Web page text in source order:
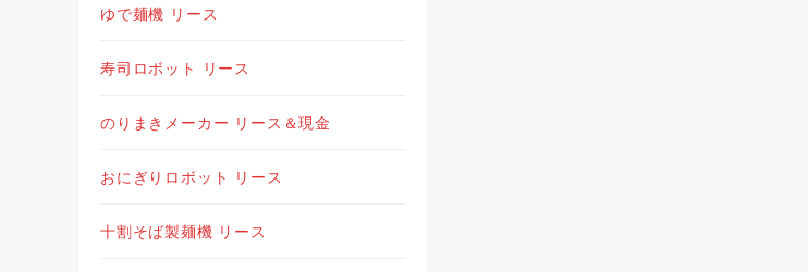
ゆで麺機 リース
寿司ロボット リース
のりまきメーカー リース＆現金
おにぎりロボット リース
十割そば製麺機 リース